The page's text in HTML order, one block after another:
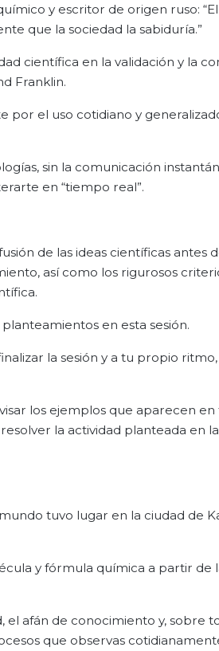
y escritor de origen ruso:
que la sociedad la sabiduría.”
científica en la validación y la
Franklin.
por el uso cotidiano y
sin la comunicación
en “tiempo real”.
de las ideas científicas antes
así como los rigurosos
en esta sesión.
la sesión y a tu propio
los ejemplos que aparecen
la actividad planteada en
tuvo lugar en la ciudad de
y fórmula química a partir de
el afán de conocimiento y, sobre
que observas